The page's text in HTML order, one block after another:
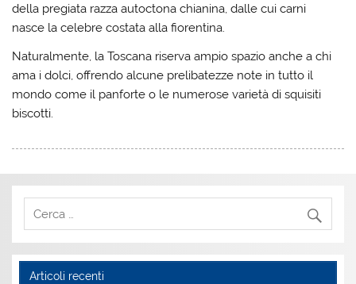
della pregiata razza autoctona chianina, dalle cui carni
nasce la celebre costata alla fiorentina.
Naturalmente, la Toscana riserva ampio spazio anche a chi
ama i dolci, offrendo alcune prelibatezze note in tutto il
mondo come il panforte o le numerose varietà di squisiti
biscotti.
Articoli recenti